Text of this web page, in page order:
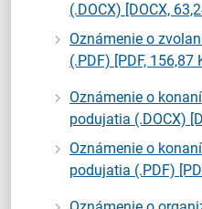
(.DOCX) [DOCX,
Oznámenie o
(.PDF) [PDF, 156,87
Oznámenie o
podujatia (.DOCX)
Oznámenie o
podujatia (.PDF)